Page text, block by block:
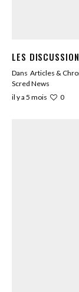
LES
Dans Articles &
Scred News
il y a 5 mois
0